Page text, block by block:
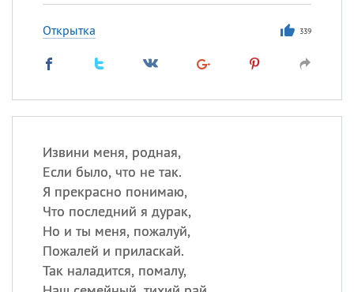
Открытка 339
Извини меня, родная,
Если было, что не так.
Я прекрасно понимаю,
Что последний я дурак,
Но и ты меня, пожалуй,
Пожалей и приласкай.
Так наладится, помалу,